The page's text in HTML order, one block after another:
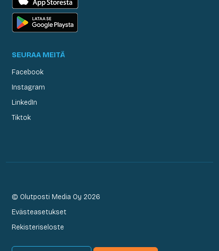
SEURAA MEITÄ
Facebook
Instagram
LinkedIn
Tiktok
© Olutposti Media Oy 2026
Evästeasetukset
Rekisteriseloste